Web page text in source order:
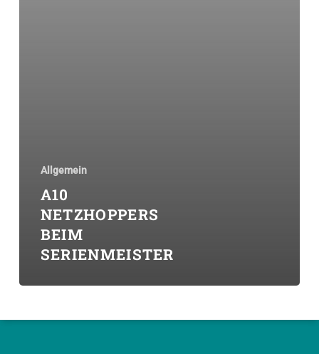
Allgemein
A10
NETZHOPPERS
BEIM
SERIENMEISTER